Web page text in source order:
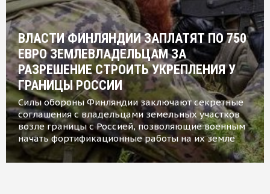
ВЛАСТИ ФИНЛЯНДИИ ЗАПЛАТЯТ ПО 750
ЕВРО ЗЕМЛЕВЛАДЕЛЬЦАМ ЗА
РАЗРЕШЕНИЕ СТРОИТЬ УКРЕПЛЕНИЯ У
ГРАНИЦЫ РОССИИ
Силы обороны Финляндии заключают секретные
соглашения с владельцами земельных участков
возле границы с Россией, позволяющие военным
начать фортификационные работы на их земле